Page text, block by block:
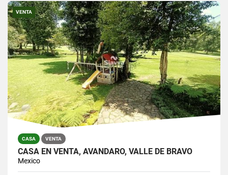
VENTA
CASA VENTA
CASA EN VENTA, AVÁNDARO, VALLE DE BRAVO
Mexico